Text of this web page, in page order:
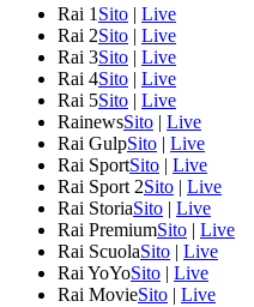
Rai 1 Sito | Live
Rai 2Sito | Live
Rai 3Sito | Live
Rai 4Sito | Live
Rai 5Sito | Live
RainewsSito | Live
Rai GulpSito | Live
Rai SportSito | Live
Rai Sport 2Sito | Live
Rai StoriaSito | Live
Rai PremiumSito | Live
Rai ScuolaSito | Live
Rai YoYoSito | Live
Rai MovieSito | Live